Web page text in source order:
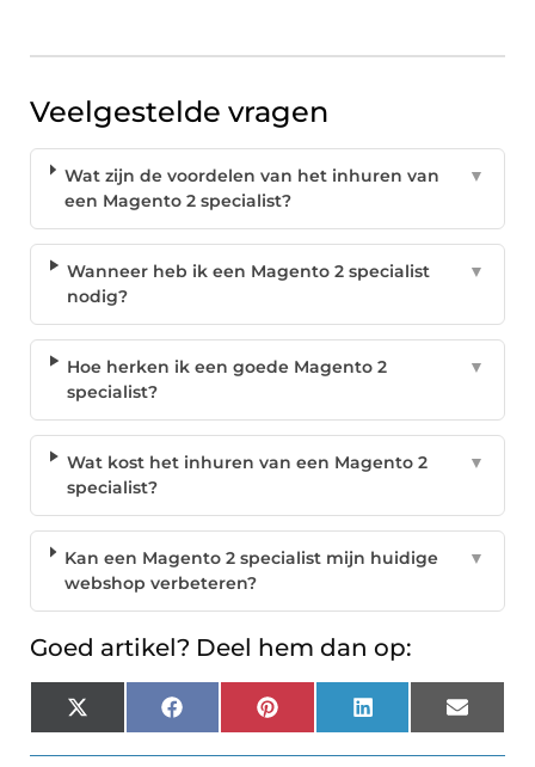
Veelgestelde vragen
Wat zijn de voordelen van het inhuren van
een Magento 2 specialist?
▼
Wanneer heb ik een Magento 2 specialist
nodig?
▼
Hoe herken ik een goede Magento 2
specialist?
▼
Wat kost het inhuren van een Magento 2
specialist?
▼
Kan een Magento 2 specialist mijn huidige
webshop verbeteren?
▼
Goed artikel? Deel hem dan op:
X
(Twitter)
Facebook Pinterest LinkedIn Email